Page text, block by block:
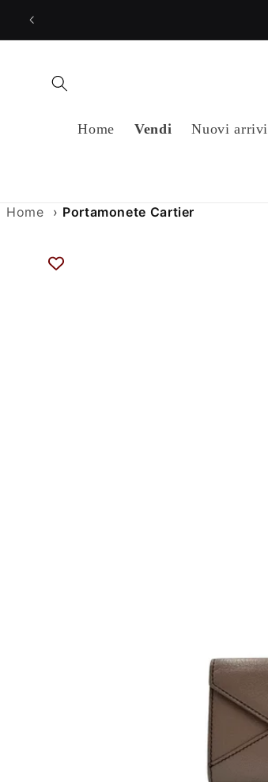
direttamente
Home Vendi Nuovi arrivi
Home › Portamonete Cartier
Passa alle
informazioni